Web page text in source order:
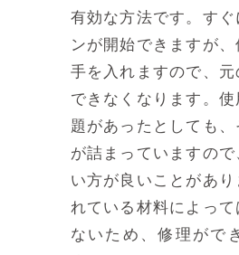
有効な方法です。す
ンが開始できますが
手を入れますので、
できなくなります。
題があったとしても
が詰まっていますの
い方が良いことがあ
れている材料によっ
ないため、修理がで